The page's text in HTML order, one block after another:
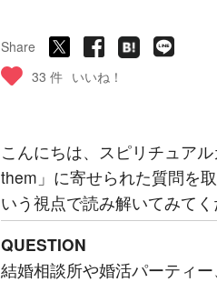
Share
33 件 いいね！
こんにちは、スピリチュア
them」に寄せられた質問を
いう視点で読み解いてみてく
QUESTION
結婚相談所や婚活パーティ